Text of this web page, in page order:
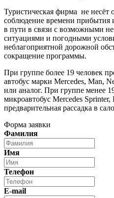
Туристическая фирма не несёт
соблюдение времени прибытия
в пути в связи с возможными
ситуациями и погодными
неблагоприятной дорожной
сокращение программы.
При группе более 19 человек
автобус марки Mercedes, Man,
или аналог. При группе менее
микроавтобус Mercedes Sprinter,
предварительная рассадка в
Форма заявки
Фамилия
Имя
Телефон
E-mail